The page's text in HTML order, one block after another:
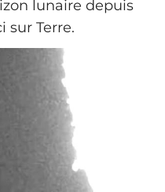
lunaire depuis
sur Terre.